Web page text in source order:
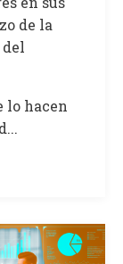
de la
lo hacen